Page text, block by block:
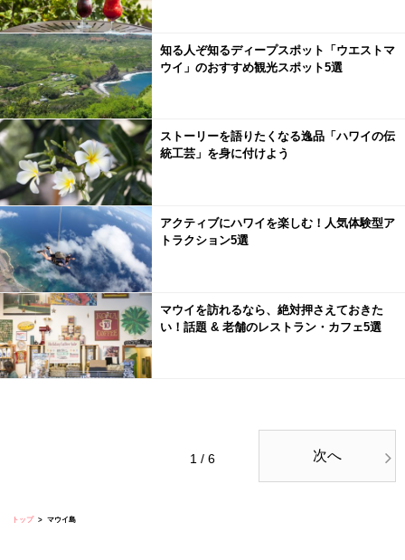
知る人ぞ知るディープスポット「ウエストマ
ウイ」のおすすめ観光スポット5選
ストーリーを語りたくなる逸品「ハワイの伝
統工芸」を身に付けよう
アクティブにハワイを楽しむ！人気体験型ア
トラクション5選
マウイを訪れるなら、絶対押さえておきた
い！話題 & 老舗のレストラン・カフェ5選
1 / 6 次へ
トップ マウイ島